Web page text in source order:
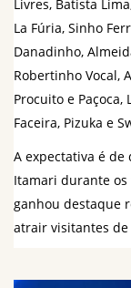
Livres, Batista
La Fúria, Sinho
Danadinho,
Robertinho Vocal,
Procuito e
Faceira, Pizuka e
A expectativa é
Itamari durante
ganhou destaque
atrair visitantes